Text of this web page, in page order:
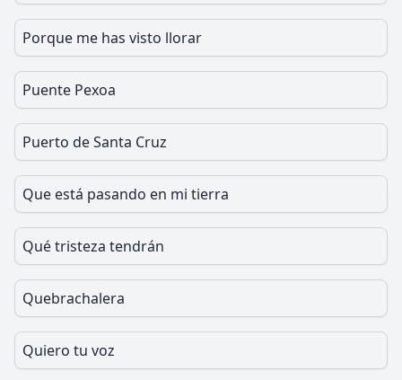
Porque me has visto llorar
Puente Pexoa
Puerto de Santa Cruz
Que está pasando en mi tierra
Qué tristeza tendrán
Quebrachalera
Quiero tu voz